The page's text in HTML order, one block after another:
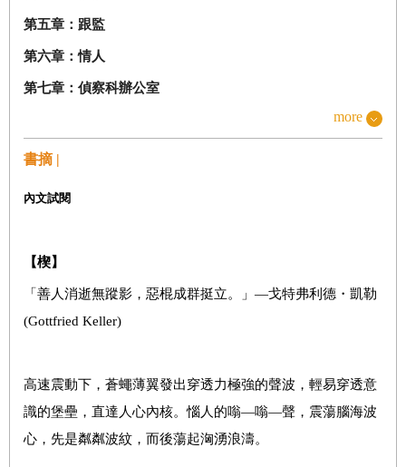
第五章：跟監
第六章：情人
第七章：偵察科辦公室
第九章：刑求
第十七章：深山中的寶藏
第十八章：張樹枝
more
書摘 |
內文試閱
【楔】
「善人消逝無蹤影，惡棍成群挺立。」—戈特弗利德・凱勒
(Gottfried Keller)
高速震動下，蒼蠅薄翼發出穿透力極強的聲波，輕易穿透意
識的堡壘，直達人心內核。惱人的嗡—嗡—聲，震蕩腦海波
心，先是粼粼波紋，而後蕩起洶湧浪濤。